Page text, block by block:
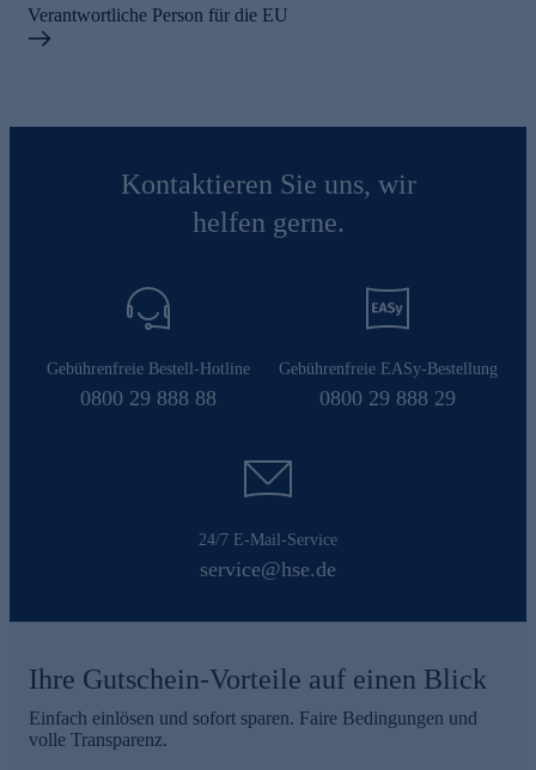
Verantwortliche Person für die EU
Kontaktieren Sie uns, wir
helfen gerne.
Gebührenfreie Bestell-Hotline
0800 29 888 88
Gebührenfreie EASy-Bestellung
0800 29 888 29
24/7 E-Mail-Service
service@hse.de
Ihre Gutschein-Vorteile auf einen Blick
Einfach einlösen und sofort sparen. Faire Bedingungen und
volle Transparenz.